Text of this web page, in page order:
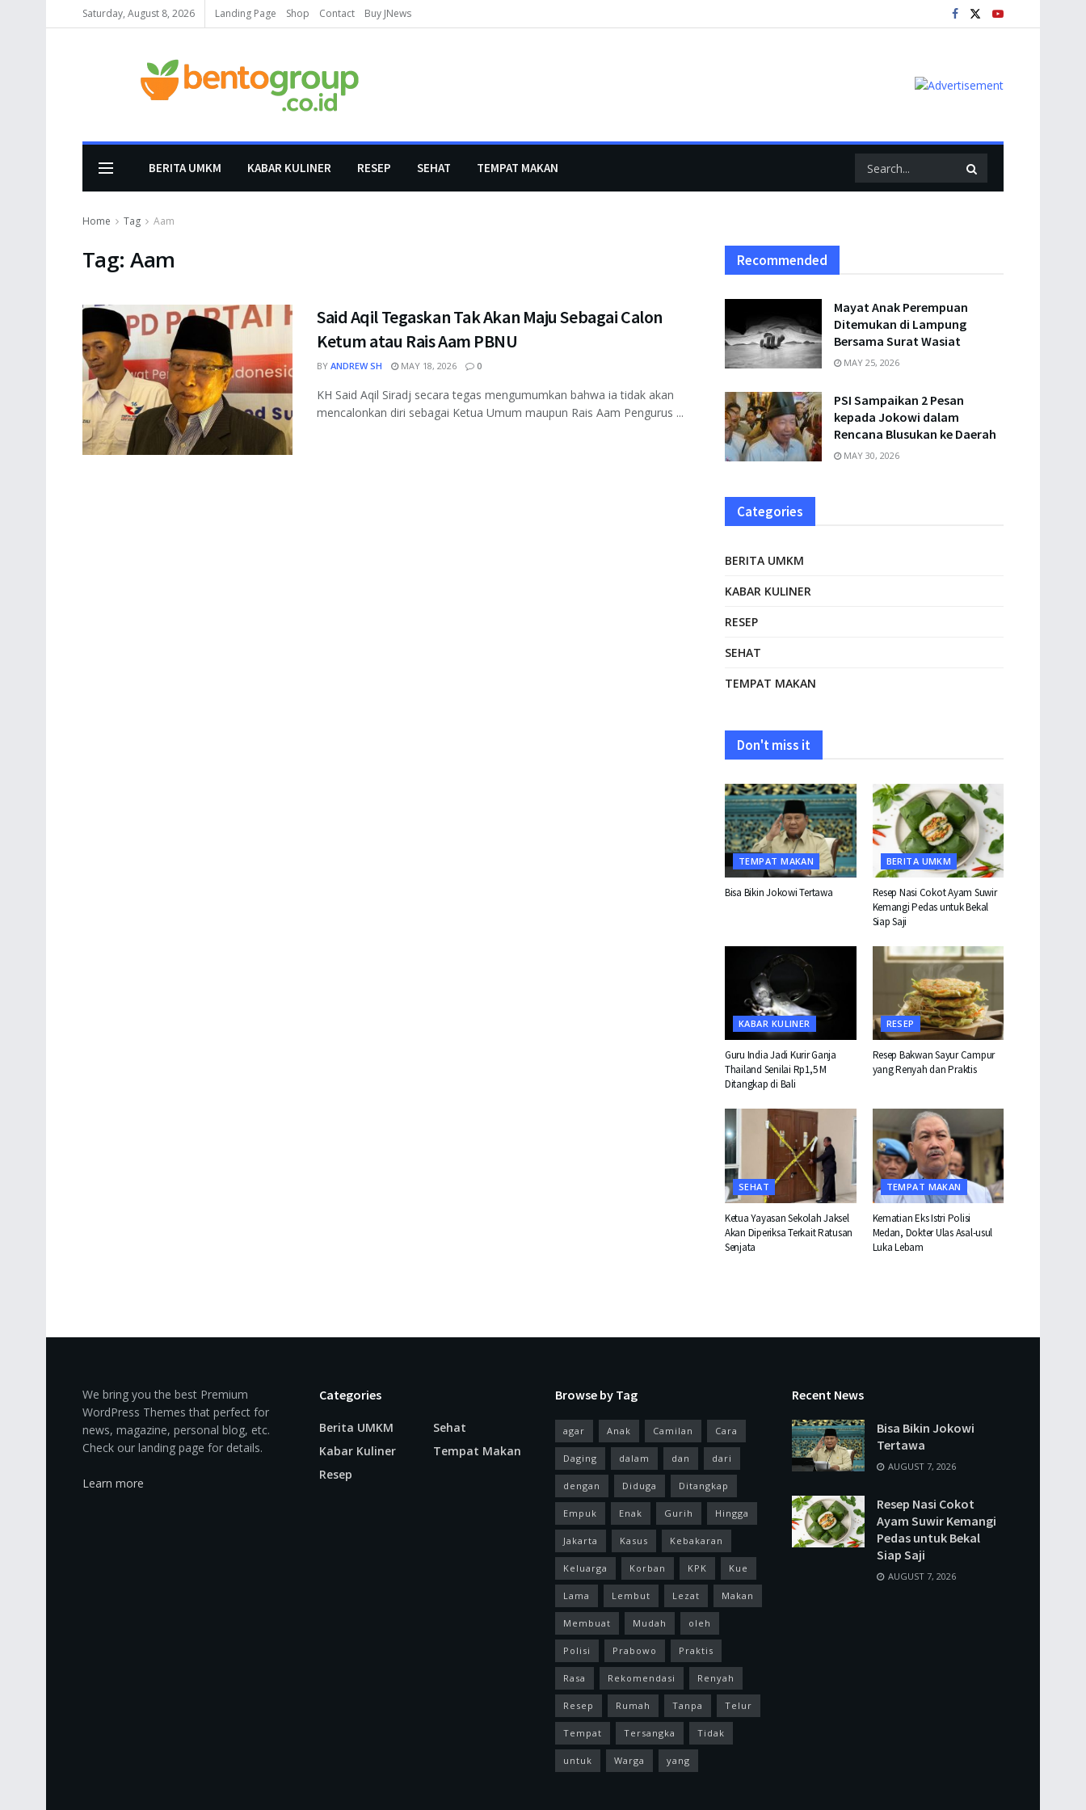
Saturday, August 8, 2026 Landing Page Shop Contact Buy JNews
BERITA UMKM KABAR KULINER RESEP SEHAT TEMPAT MAKAN
Home Tag Aam
Tag:Aam
Said Aqil Tegaskan Tak Akan Maju Sebagai Calon
Ketum atau Rais Aam PBNU
BY ANDREW SH MAY 18, 2026 0
KH Said Aqil Siradj secara tegas mengumumkan bahwa ia tidak akan
mencalonkan diri sebagai Ketua Umum maupun Rais Aam Pengurus ...
Recommended
Mayat Anak Perempuan
Ditemukan di Lampung
Bersama Surat Wasiat
MAY 25, 2026
PSI Sampaikan 2 Pesan
kepada Jokowi dalam
Rencana Blusukan ke Daerah
MAY 30, 2026
Categories
BERITA UMKM
KABAR KULINER
RESEP
SEHAT
TEMPAT MAKAN
Don't miss it
TEMPAT MAKAN
Bisa Bikin Jokowi Tertawa
BERITA UMKM
Resep Nasi Cokot Ayam Suwir
Kemangi Pedas untuk Bekal
Siap Saji
KABAR KULINER
Guru India Jadi Kurir Ganja
Thailand Senilai Rp1,5 M
Ditangkap di Bali
RESEP
Resep Bakwan Sayur Campur
yang Renyah dan Praktis
SEHAT
Ketua Yayasan Sekolah Jaksel
Akan Diperiksa Terkait Ratusan
Senjata
TEMPAT MAKAN
Kematian Eks Istri Polisi
Medan, Dokter Ulas Asal-usul
Luka Lebam
We bring you the best Premium
WordPress Themes that perfect for
news, magazine, personal blog, etc.
Check our landing page for details.
Learn more
Categories
Berita UMKM
Kabar Kuliner
Resep
Sehat
Tempat Makan
Browse by Tag
agar Anak Camilan Cara
Daging dalam dan dari
dengan Diduga Ditangkap
Empuk Enak Gurih Hingga
Jakarta Kasus Kebakaran
Keluarga Korban KPK Kue
Lama Lembut Lezat Makan
Membuat Mudah oleh
Polisi Prabowo Praktis
Rasa Rekomendasi Renyah
Resep Rumah Tanpa Telur
Tempat Tersangka Tidak
untuk Warga yang
Recent News
Bisa Bikin Jokowi
Tertawa
AUGUST 7, 2026
Resep Nasi Cokot
Ayam Suwir Kemangi
Pedas untuk Bekal
Siap Saji
AUGUST 7, 2026